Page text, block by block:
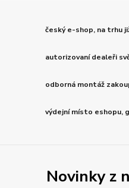
český e-shop, na trhu
autorizovaní dealeři
odborná montáž
výdejní místo eshopu,
Novinky z